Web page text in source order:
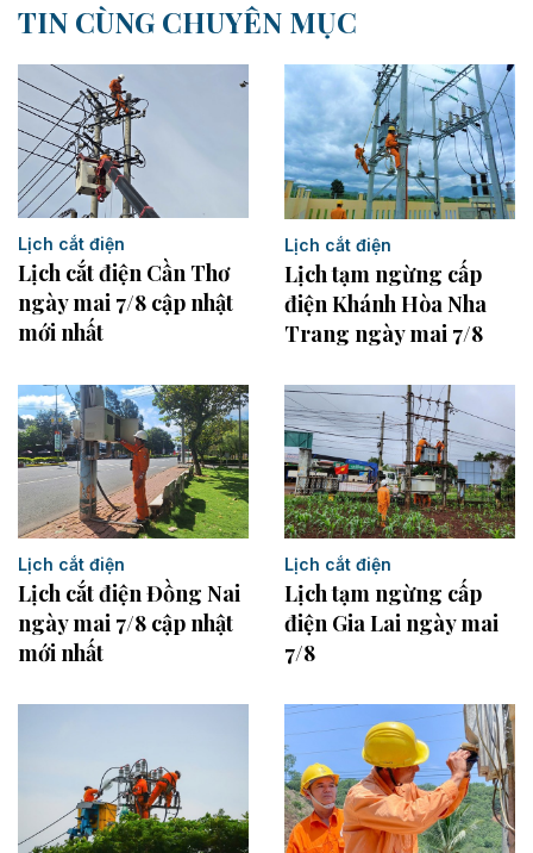
TIN CÙNG CHUYÊN MỤC
Lịch cắt điện
Lịch cắt điện Cần Thơ
ngày mai 7/8 cập nhật
mới nhất
Lịch cắt điện
Lịch tạm ngừng cấp
điện Khánh Hòa Nha
Trang ngày mai 7/8
Lịch cắt điện
Lịch cắt điện Đồng Nai
ngày mai 7/8 cập nhật
mới nhất
Lịch cắt điện
Lịch tạm ngừng cấp
điện Gia Lai ngày mai
7/8